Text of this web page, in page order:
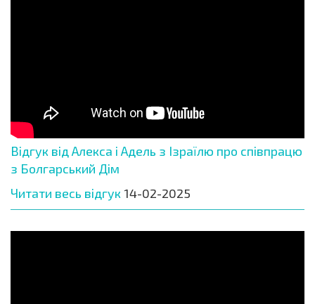
Відгук від Алекса і Адель з Ізраїлю про співпрацю
з Болгарський Дім
Читати весь відгук 14-02-2025